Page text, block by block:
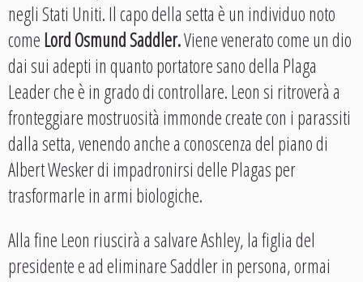
negli Stati Uniti. Il capo della setta è un individuo noto
comeLord Osmund Saddler.Viene venerato come un dio
dai sui adepti in quanto portatore sano della Plaga
Leader che è in grado di controllare. Leon si ritroverà a
fronteggiare mostruosità immonde create con i parassiti
dalla setta, venendo anche a conoscenza del piano di
Albert Wesker di impadronirsi delle Plagas per
trasformarle in armi biologiche.
Alla fine Leon riuscirà a salvare Ashley, la figlia del
presidente e ad eliminare Saddler in persona, ormai